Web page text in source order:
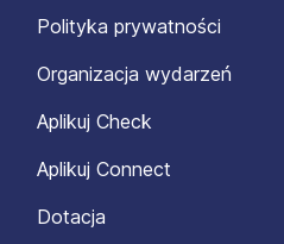
Polityka prywatności
Organizacja wydarzeń
Aplikuj Check
Aplikuj Connect
Dotacja